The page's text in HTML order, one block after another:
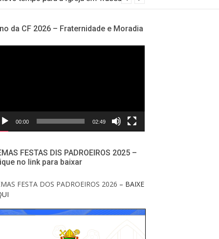
da CF 2026 – Fraternidade e Moradia
00:00 02:49
FESTAS DIS PADROEIROS 2025 –
no link para baixar
FESTA DOS PADROEIROS 2026 – BAIXE